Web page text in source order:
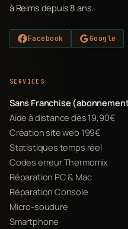
à Reims depuis 8 ans.
Facebook Google
SERVICES
Sans Franchise
Aide à distance dès 19,90€
Création site web 199€
Statistiques temps réel
Codes erreur Thermomix
Réparation PC & Mac
Réparation Console
Micro-soudure
Smartphone